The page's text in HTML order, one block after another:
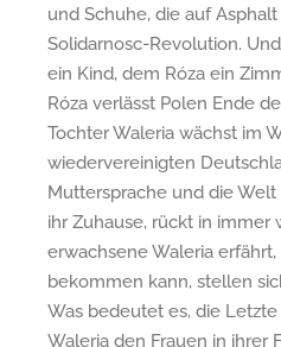
und Schuhe, die auf
Solidarnosc-Revolution.
ein Kind, dem Róza ein
Róza verlässt Polen Ende
Tochter Waleria wächst im
wiedervereinigten
Muttersprache und die Welt
ihr Zuhause, rückt in immer
erwachsene Waleria
bekommen kann, stellen
Was bedeutet es, die
Waleria den Frauen in ihrer